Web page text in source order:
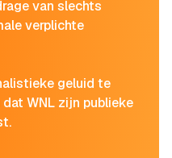
van slechts
verplichte
geluid te
WNL zijn publieke